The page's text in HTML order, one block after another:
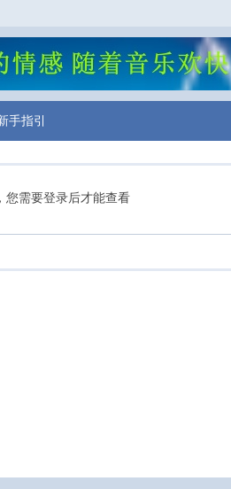
手指引
您需要登录后才能查看